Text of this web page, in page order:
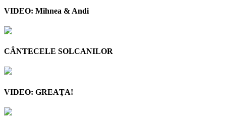
VIDEO: Mihnea & Andi
CÂNTECELE SOLCANILOR
VIDEO: GREAŢA!